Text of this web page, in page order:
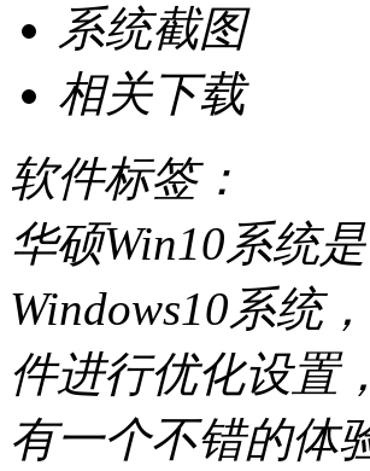
系统截图
相关下载
软件标签：
华硕Win10系统
Windows10系统
件进行优化设置
有一个不错的体